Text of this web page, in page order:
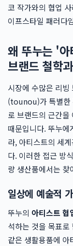
코 작가와의 협업
이프스타일 패러다
왜 뚜누는 '
브랜드 철학
시장에 수많은 리
(tounou)가 특별한
로 브랜드의 근간
때문입니다. 뚜누에
라, 아티스트의 세
다. 이러한 접근 방
량 생산품에서는
일상에 예술적
뚜누의 아티스트 협
석하는 것을 목표
같은 생활용품에